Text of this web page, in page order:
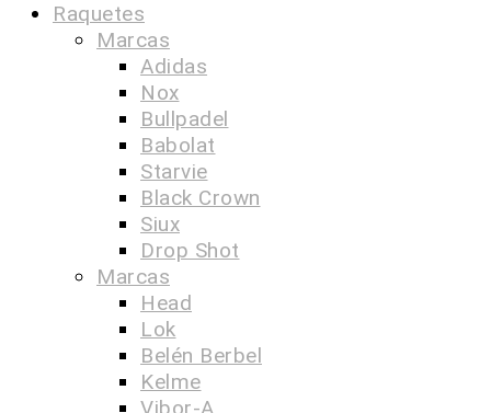
Raquetes
Marcas
Adidas
Nox
Bullpadel
Babolat
Starvie
Black Crown
Siux
Drop Shot
Marcas
Head
Lok
Belén Berbel
Kelme